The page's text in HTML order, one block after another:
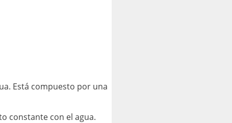
Está compuesto por una
constante con el agua.